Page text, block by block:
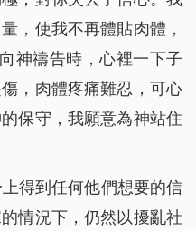
，使我不再體貼肉體，
神禱告時，心裡一下子
，肉體疼痛難忍，可心
保守，我願意為神站住
得到任何他們想要的信
情況下，仍然以擾亂社